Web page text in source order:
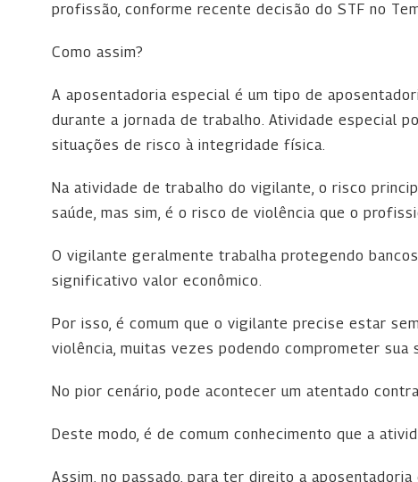
profissão, conforme recente decisão do STF no
Como assim?
A aposentadoria especial é um tipo de
durante a jornada de trabalho. Atividade especial
situações de risco à integridade física.
Na atividade de trabalho do vigilante, o risco
saúde, mas sim, é o risco de violência que o
O vigilante geralmente trabalha protegendo
significativo valor econômico.
Por isso, é comum que o vigilante precise estar
violência, muitas vezes podendo comprometer sua
No pior cenário, pode acontecer um atentado
Deste modo, é de comum conhecimento que a
Assim, no passado, para ter direito a